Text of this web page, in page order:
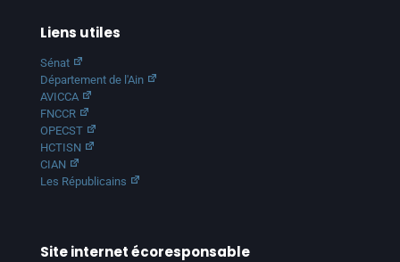
Liens utiles
Sénat
Département de l'Ain
AVICCA
FNCCR
OPECST
HCTISN
CIAN
Les Républicains
Site internet écoresponsable